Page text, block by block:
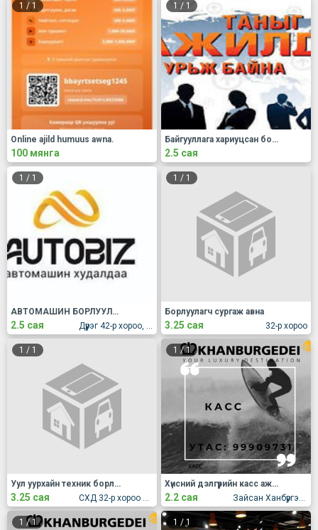
1 /1
Online ajild humuus awna.
100 мянга
1 / 1
Байгууллага хариуцсан борлуулалтын менежер ажил авна
2.5 сая
1 / 1
Дүүрэг 42-р хороо, Нарантуул захын уулзвар, Шөнийн захын зүүн талд, Нийслэл төвийн 8 давхар 808 тоот
АВТОМАШИН БОРЛУУЛАЛТЫН АГЕНТААР СУРГАЖ АВНА
2.5 сая
1 / 1
32-р хороо
Борлуулагч сургаж авна
3.25 сая
1 / 1
СХД 32-р хороо 384-р гарам Эмээлт өгсөх зам дагуу
Уул уурхайн техник борлуулагч ажилд авна.
3.25 сая
1 /1
Зайсан Ханбүргэдэй
Хүнсний дэлгүүрийн касс ажилд авна.
2.2 сая
1 /1 1 / 1